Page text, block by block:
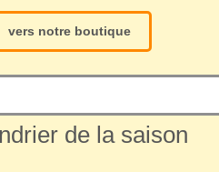
vers notre boutique
de la saison